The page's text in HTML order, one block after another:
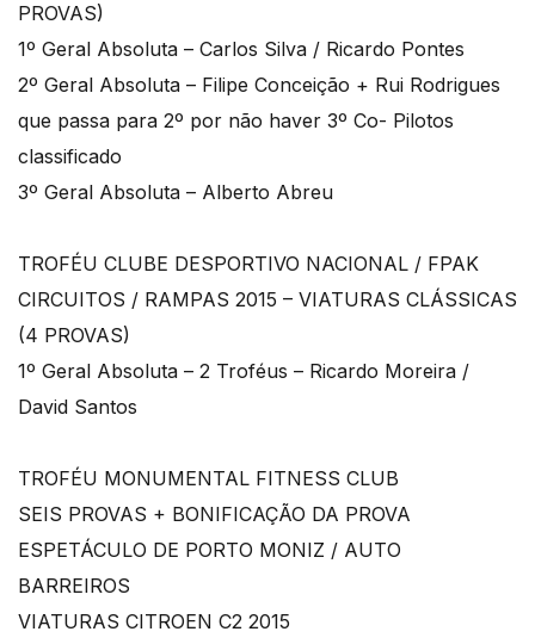
PROVAS)
1º Geral Absoluta – Carlos Silva / Ricardo Pontes
2º Geral Absoluta – Filipe Conceição + Rui Rodrigues
que passa para 2º por não haver 3º Co- Pilotos
classificado
3º Geral Absoluta – Alberto Abreu
TROFÉU CLUBE DESPORTIVO NACIONAL / FPAK
CIRCUITOS / RAMPAS 2015 – VIATURAS CLÁSSICAS
(4 PROVAS)
1º Geral Absoluta – 2 Troféus – Ricardo Moreira /
David Santos
TROFÉU MONUMENTAL FITNESS CLUB
SEIS PROVAS + BONIFICAÇÃO DA PROVA
ESPETÁCULO DE PORTO MONIZ / AUTO
BARREIROS
VIATURAS CITROEN C2 2015